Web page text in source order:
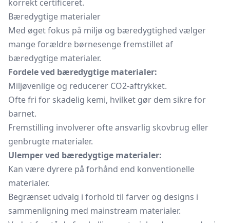
korrekt certificeret.
Bæredygtige materialer
Med øget fokus på miljø og bæredygtighed vælger
mange forældre børnesenge fremstillet af
bæredygtige materialer.
Fordele ved bæredygtige materialer:
Miljøvenlige og reducerer CO2-aftrykket.
Ofte fri for skadelig kemi, hvilket gør dem sikre for
barnet.
Fremstilling involverer ofte ansvarlig skovbrug eller
genbrugte materialer.
Ulemper ved bæredygtige materialer:
Kan være dyrere på forhånd end konventionelle
materialer.
Begrænset udvalg i forhold til farver og designs i
sammenligning med mainstream materialer.